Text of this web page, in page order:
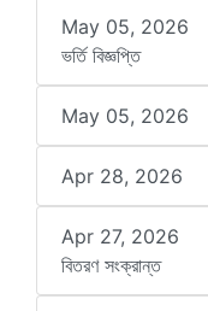
May 05, 2026
ভর্তি বিজ্ঞপ্তি
May 05, 2026
Apr 28, 2026
Apr 27, 2026
বিতরণ সংক্রান্ত